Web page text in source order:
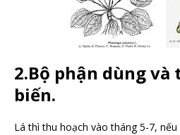
2.Bộ phận dùng và
biến.
Lá thì thu hoạch vào tháng 5-7,